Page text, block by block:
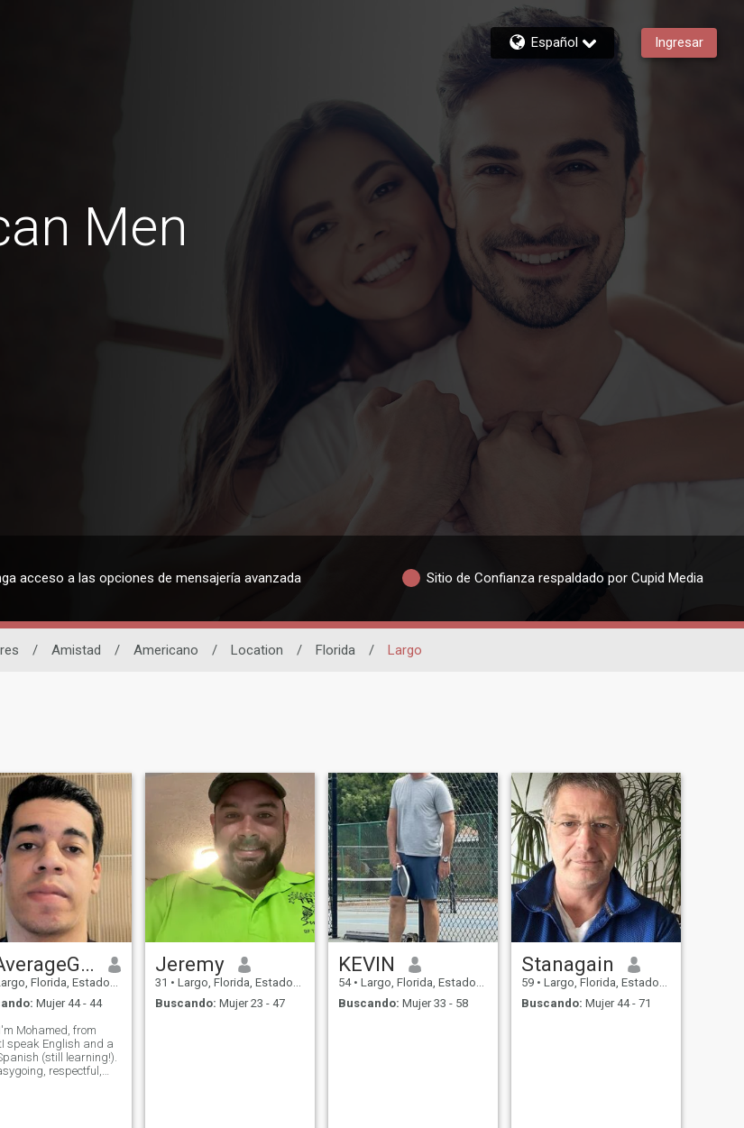
Español Ingresar
Men
acceso a las opciones de mensajería avanzada Sitio de Confianza respaldado por Cupid Media
/ Amistad / Americano / Location / Florida / Largo
UrAverageGuy
Florida, Estados Unidos
Mujer 44 - 44
Mohamed, from
speak English and a
(still learning!).
respectful,
Jeremy
31 • Largo, Florida, Estados Unidos
Buscando: Mujer 23 - 47
KEVIN
54 • Largo, Florida, Estados Unidos
Buscando: Mujer 33 - 58
Stanagain
59 • Largo, Florida, Estados Unidos
Buscando: Mujer 44 - 71